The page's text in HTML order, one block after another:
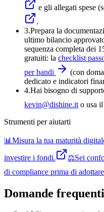
e gli allegati spese
.
3.Prepara la
ultimo bilancio
sequenza completa dei
gratuiti: la checklist
per bandi
(con
dedicato e indicatori
4.Hai bisogno di
kevin@dishine.it o usa il
Strumenti per aiutarti
📊 Misura la tua maturità
investire i fondi.
⚖️Sei
di compliance prima di
Domande frequenti